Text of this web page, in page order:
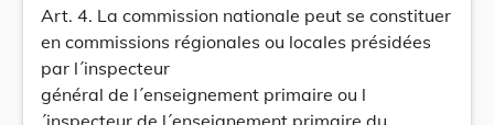
Art. 4. La commission nationale peut se constituer
en commissions régionales ou locales présidées
par l´inspecteur
général de l´enseignement primaire ou l
´inspecteur de l´enseignement primaire du